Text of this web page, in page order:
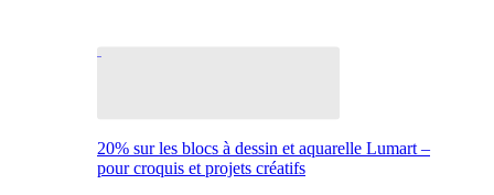
20% sur les blocs à dessin et aquarelle Lumart –
pour croquis et projets créatifs